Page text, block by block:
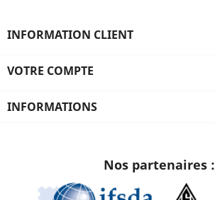
INFORMATION CLIENT
VOTRE COMPTE
INFORMATIONS
Nos partenaires :